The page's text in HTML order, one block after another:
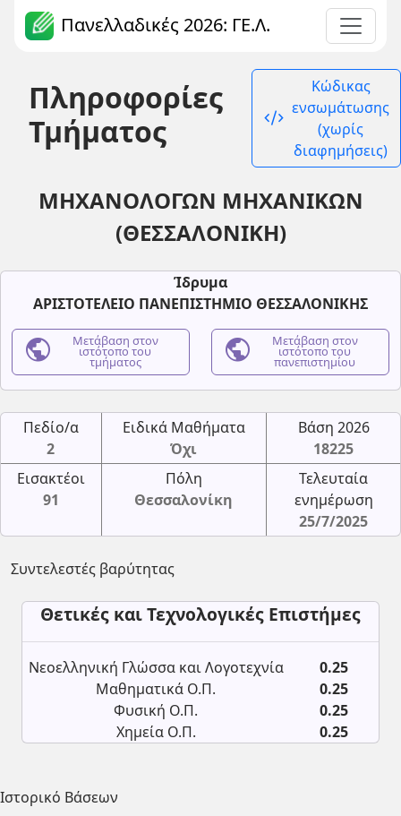
Πανελλαδικές 2026: ΓΕ.Λ.
Πληροφορίες
Τμήματος
code_xml
Κώδικας
ενσωμάτωσης
(χωρίς
διαφημήσεις)
ΜΗΧΑΝΟΛΟΓΩΝ ΜΗΧΑΝΙΚΩΝ
(ΘΕΣΣΑΛΟΝΙΚΗ)
Ίδρυμα
ΑΡΙΣΤΟΤΕΛΕΙΟ ΠΑΝΕΠΙΣΤΗΜΙΟ ΘΕΣΣΑΛΟΝΙΚΗΣ
public Μετάβαση στον
ιστότοπο του
τμήματος public Μετάβαση στον
ιστότοπο του
πανεπιστημίου
Πεδίο/α
2
Ειδικά Μαθήματα
Όχι
Βάση 2026
18225
Εισακτέοι
91
Πόλη
Θεσσαλονίκη
Τελευταία
ενημέρωση
25/7/2025
Συντελεστές βαρύτητας
Θετικές και Τεχνολογικές Επιστήμες
Νεοελληνική Γλώσσα και Λογοτεχνία
0.25
Μαθηματικά Ο.Π.
0.25
Φυσική Ο.Π.
0.25
Χημεία Ο.Π.
0.25
Ιστορικό Βάσεων